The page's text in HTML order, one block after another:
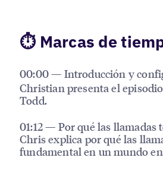
⏱ Marcas de
00:00 — Introducción y
Christian presenta el
Todd.
01:12 — Por qué las
Chris explica por qué las
fundamental en un mundo